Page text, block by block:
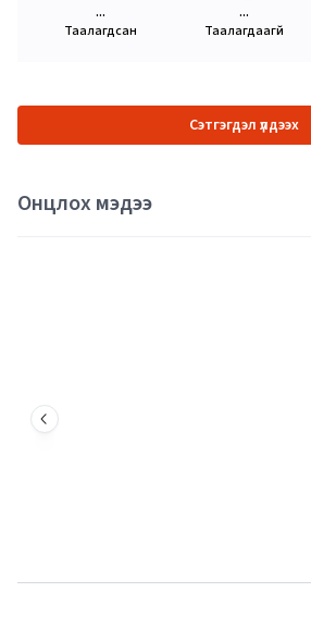
...
Таалагдсан
...
Таалагдаагүй
Сэтгэгдэл үлдээх
Онцлох мэдээ